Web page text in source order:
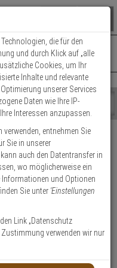
ist momentan leer.
Fertig
| Fr.: 8:00 - 14:00 Uhr
nach der Bestellung
die für den
und durch Klick auf „alle
Cookies, um Ihr
Inhalte und relevante
unserer Services
Daten wie Ihre IP-
Interessen anzupassen.
verwenden, entnehmen Sie
Sie in unserer
auch den Datentransfer in
wo möglicherweise ein
Informationen und Optionen
Sie unter 'Einstellungen
Link „Datenschutz
verwenden wir nur